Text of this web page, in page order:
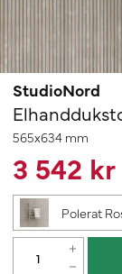
StudioNord
565x634 mm
3 542 kr
Polerat